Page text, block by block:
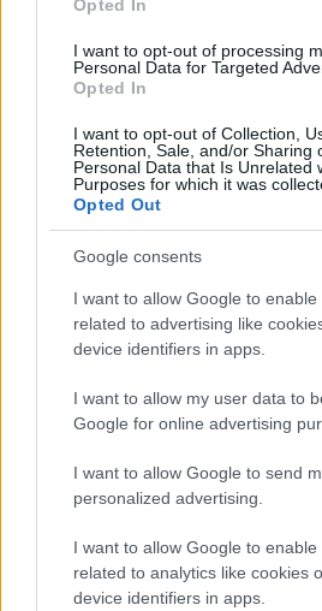
Opted In
I want to opt-out of processing
Personal Data for Targeted
Opted In
I want to opt-out of Collection,
Retention, Sale, and/or Sharing
Personal Data that Is Unrelated
Purposes for which it was
Opted Out
Google consents
I want to allow Google to enable
related to advertising like
device identifiers in apps.
I want to allow my user data to
Google for online advertising
I want to allow Google to send
personalized advertising.
I want to allow Google to enable
related to analytics like cookies
device identifiers in apps.
ugyanis Kim Kashkashian az ő,
díjazottak teljes listájaitt
Grammy. Elton John Ed
hosszú idő után visszatérő
Black Keys pedig Dr. Johnnal
Bob Marley előtt három dallal
Damian és Ziggy, akikhez
és Bruno Mars is. Hasonló
Levon Helmről és a Bestie
megemlékeztek, előbbiről Elton
Sons, Brittany Howard az
utóbbiról pedig Tom Morello,
J és Chuck D a Public Enemyből.